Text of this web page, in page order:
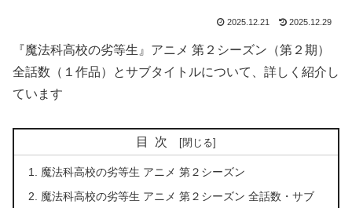
2025.12.21 2025.12.29
『魔法科高校の劣等生』アニメ 第２シーズン（第２期）
全話数（１作品）とサブタイトルについて、詳しく紹介し
ています
目次
魔法科高校の劣等生 アニメ 第２シーズン
魔法科高校の劣等生 アニメ 第２シーズン 全話数・サブ